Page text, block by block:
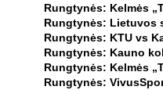
Rungtynės: Kelmės
Rungtynės: Lietuvos
Rungtynės: KTU vs
Rungtynės: Kauno
Rungtynės: Kelmės
Rungtynės: